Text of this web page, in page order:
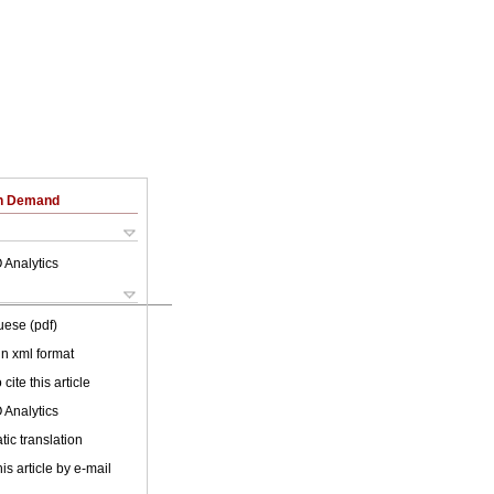
Demand
Analytics
(pdf)
xml format
cite this article
Analytics
translation
article by e-mail